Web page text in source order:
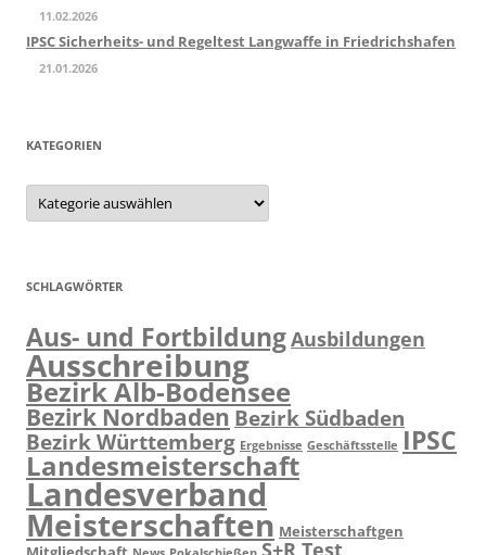
11.02.2026
IPSC Sicherheits- und Regeltest Langwaffe in Friedrichshafen
21.01.2026
KATEGORIEN
Kategorien
SCHLAGWÖRTER
Aus- und FortbildungAusbildungen
Ausschreibung
Bezirk Alb-Bodensee
Bezirk NordbadenBezirk Südbaden
Bezirk Württemberg Ergebnisse Geschäftsstelle IPSC
Landesmeisterschaft
Landesverband
Meisterschaften Meisterschaftgen
S+R Test